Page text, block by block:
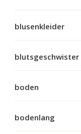
blusenkleider
blutsgeschwister
boden
bodenlang